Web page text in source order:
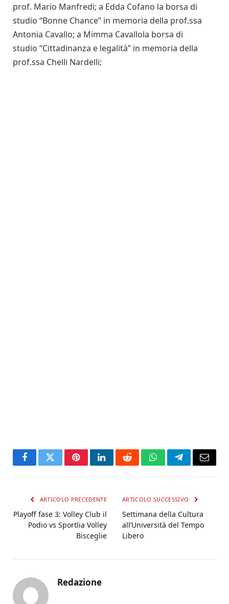
prof. Mario Manfredi; a Edda Cofano la borsa di
studio “Bonne Chance” in memoria della prof.ssa
Antonia Cavallo; a Mimma Cavallola borsa di
studio “Cittadinanza e legalità” in memoria della
prof.ssa Chelli Nardelli;
FacebookTwitterPinterestLinkedInRedditWhatsAppTelegramEmail
ARTICOLO PRECEDENTE
Playoff fase 3: Volley Club il
Podio vs Sportlia Volley
Bisceglie
ARTICOLO SUCCESSIVO
Settimana della Cultura
all’Università del Tempo
Libero
Redazione